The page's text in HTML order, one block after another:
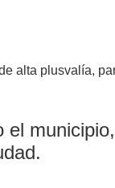
alta plusvalía,